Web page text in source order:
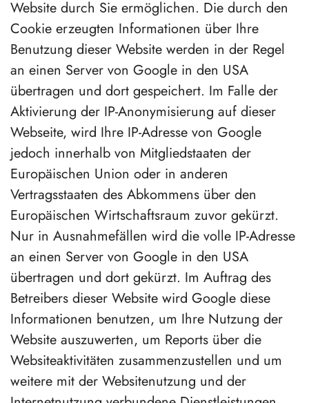
Website durch Sie ermöglichen. Die durch den
Cookie erzeugten Informationen über Ihre
Benutzung dieser Website werden in der Regel
an einen Server von Google in den USA
übertragen und dort gespeichert. Im Falle der
Aktivierung der IP-Anonymisierung auf dieser
Webseite, wird Ihre IP-Adresse von Google
jedoch innerhalb von Mitgliedstaaten der
Europäischen Union oder in anderen
Vertragsstaaten des Abkommens über den
Europäischen Wirtschaftsraum zuvor gekürzt.
Nur in Ausnahmefällen wird die volle IP-Adresse
an einen Server von Google in den USA
übertragen und dort gekürzt. Im Auftrag des
Betreibers dieser Website wird Google diese
Informationen benutzen, um Ihre Nutzung der
Website auszuwerten, um Reports über die
Websiteaktivitäten zusammenzustellen und um
weitere mit der Websitenutzung und der